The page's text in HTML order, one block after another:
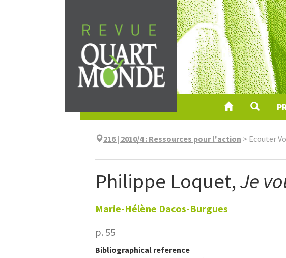
content
216 | 2010/4: Ressources pour l'action > Ecouter
Philippe Loquet,Je
Marie-Hélène Dacos-Burgues
p. 55
Bibliographical reference